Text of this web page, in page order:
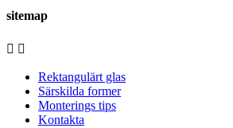
sitemap
 
Rektangulärt glas
Särskilda former
Monterings tips
Kontakta